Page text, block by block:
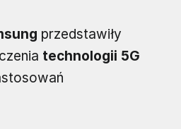
przedstawiły
technologii 5G